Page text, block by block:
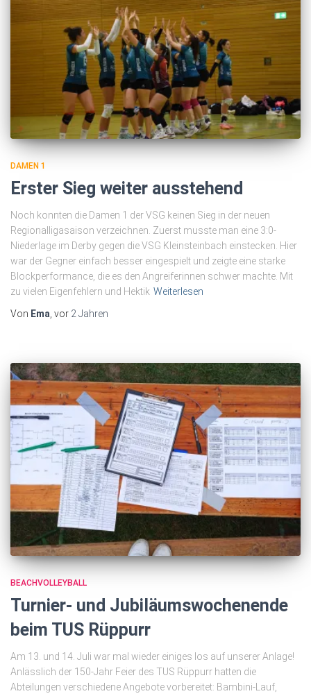
DAMEN 1
Erster Sieg weiter ausstehend
Noch konnten die Damen 1 der VSG keinen Sieg in der neuen
Regionalligasaison verzeichnen. Zuerst musste man eine 3:0-
Niederlage im Derby gegen die VSG Kleinsteinbach einstecken. Hier
war der Gegner einfach besser eingespielt und zeigte eine starke
Blockperformance, die es den Angreiferinnen schwer machte. Mit
zu vielen Eigenfehlern und Hektik Weiterlesen
Von Ema , vor 2 Jahren
BEACHVOLLEYBALL
Turnier- und Jubiläumswochenende
beim TUS Rüppurr
Am 13. und 14. Juli war mal wieder einiges los auf unserer Anlage!
Anlässlich der 150-Jahr Feier des TUS Rüppurr hatten die
Abteilungen verschiedene Angebote vorbereitet: Bambini-Lauf,